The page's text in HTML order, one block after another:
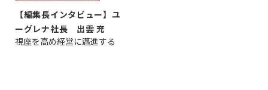
【編集長インタビュー】ユ
ーグレナ社長 出雲 充
視座を高め経営に邁進する